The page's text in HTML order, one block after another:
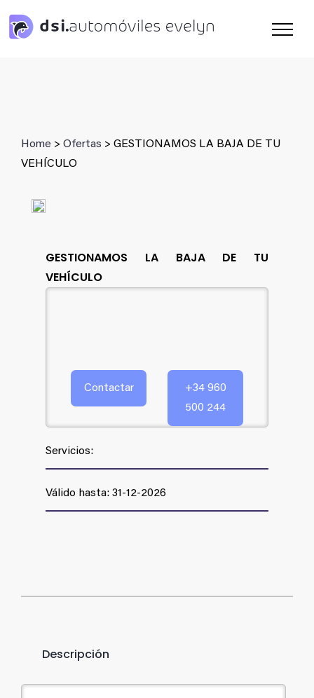
Home > Ofertas > GESTIONAMOS LA BAJA DE TU
VEHÍCULO
GESTIONAMOS LA BAJA DE TU
VEHÍCULO
Contactar
+34 960
500 244
Servicios:
Válido hasta: 31-12-2026
Descripción